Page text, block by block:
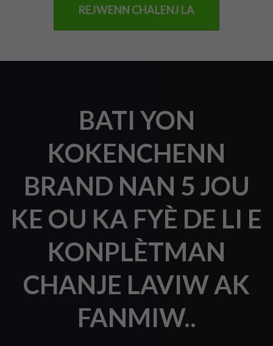
REJWENN CHALENJ LA
BATI YON
KOKENCHENN
BRAND NAN 5 JOU
KE OU KA FYÈ DE LI E
KONPLÈTMAN
CHANJE LAVIW AK
FANMIW..